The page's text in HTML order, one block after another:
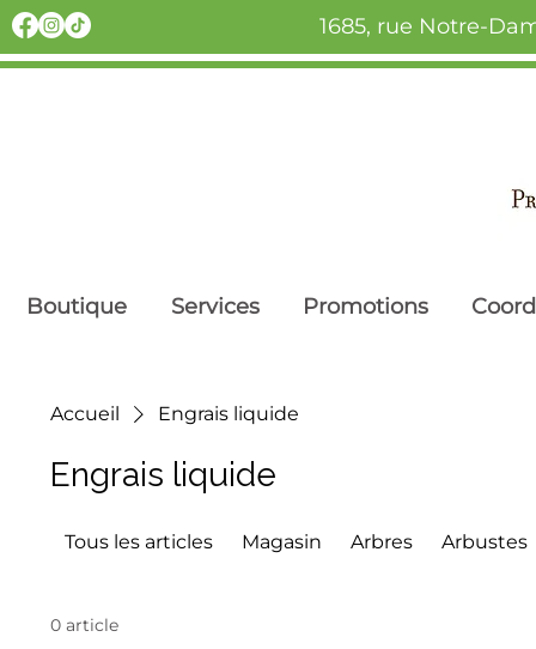
1685, rue Notre-
Boutique Services Promotions
Accueil Engrais liquide
Engrais liquide
Tous les articles Magasin Arbres Arbustes
0 article